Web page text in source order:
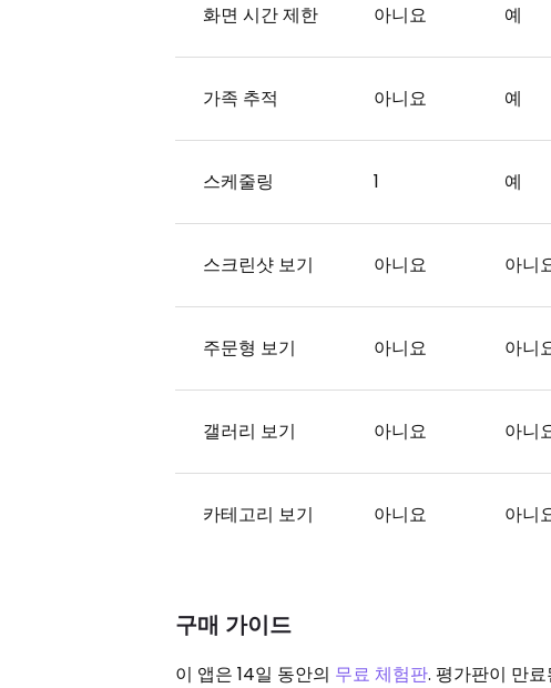
화면 시간 제한 아니요 예
가족 추적 아니요 예
스케줄링 1 예
스크린샷 보기 아니요 아니
주문형 보기 아니요 아니
갤러리 보기 아니요 아니
카테고리 보기 아니요 아니
구매 가이드
이 앱은 14일 동안의 무료 체험판. 평가판이 만